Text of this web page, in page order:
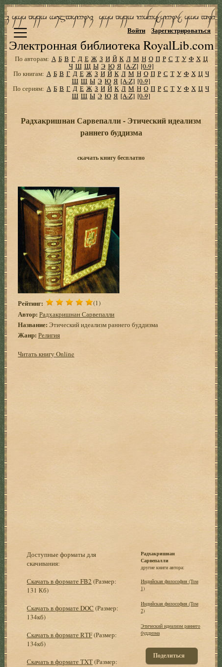
Электронная библиотека RoyalLib.com
Войти Зарегистрироваться
По авторам: А Б В Г Д Е Ж З И Й К Л М Н О П Р С Т У Ф Х Ц
Ч Ш Щ Ы Э Ю Я [A-Z] [0-9]
По книгам: А Б В Г Д Е Ж З И Й К Л М Н О П Р С Т У Ф Х Ц Ч
Ш Щ Ы Э Ю Я [A-Z] [0-9]
По сериям: А Б В Г Д Е Ж З И Й К Л М Н О П Р С Т У Ф Х Ц Ч
Ш Щ Ы Э Ю Я [A-Z] [0-9]
Радхакришнан Сарвепалли - Этический идеализм
раннего буддизма
скачать книгу бесплатно
Рейтинг: (1)
Автор: Радхакришнан Сарвепалли
Название: Этический идеализм раннего буддизма
Жанр: Религия
Читать книгу Online
Доступные форматы для
скачивания:
Скачать в формате FB2 (Размер:
131 Кб)
Скачать в формате DOC (Размер:
134кб)
Скачать в формате RTF(Размер:
134кб)
Скачать в формате TXT(Размер:
Радхакришнан
Сарвепалли
другие книги автора:
Индийская философия (Том
1)
Индийская философия (Том
2)
Этический идеализм раннего
буддизма
Поделиться